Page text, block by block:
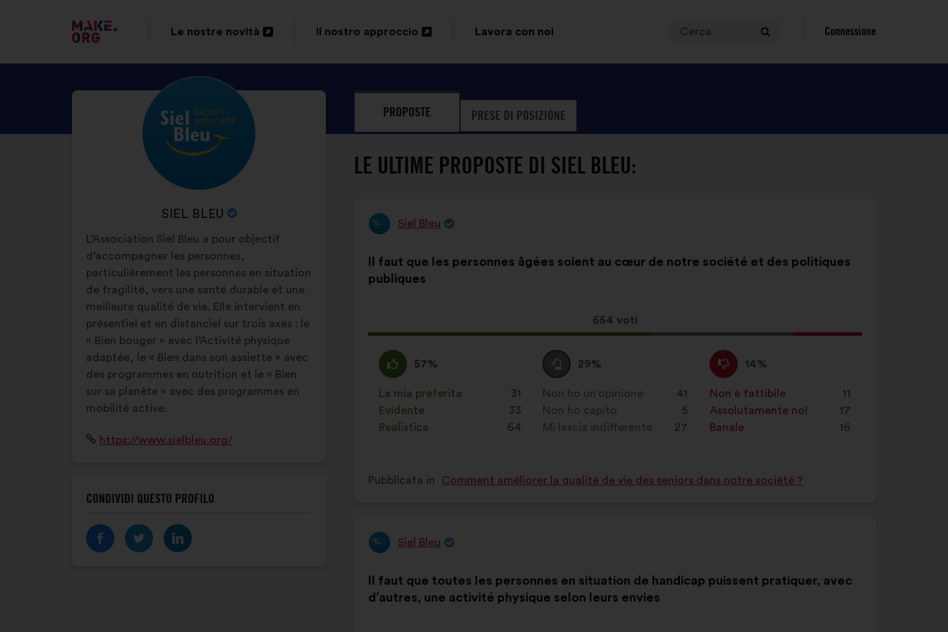
VAI
ALLA
HOME
MAKE.ORG
Le nostre novità
scheda
Il nostro approccio
scheda
Lavora con noi
Per
una
richiesta
nel
campo
ricerca
e
"Cerca"
Cerca
Cerca
Connessione
SCOPRI
IL
PROFILO
SIEL
NOME
DELL'ORGANIZZAZIONE:
SIEL BLEU
Biografia:
L’Association Siel Bleu a pour objectif
d’accompagner les personnes,
particulièrement les personnes en situation
de fragilité, vers une santé durable et une
meilleure qualité de vie. Elle intervient en
présentiel et en distanciel sur trois axes : le
« Bien bouger » avec l’Activité physique
adaptée, le « Bien dans son assiette » avec
des programmes en nutrition et le « Bien
sur sa planète » avec des programmes en
mobilité active.
Sitohttps://www.sielbleu.org/
CONDIVIDI QUESTO PROFILO
PROPOSTE PRESE DI POSIZIONE
LE ULTIME PROPOSTE DI SIEL BLEU:
Proposta
Siel Bleu
della
mia
Il faut que les personnes âgées soient au cœur de notre société et des politiques
publiques
Questa
proposta
raccolto:
654 voti
ripartiti:
Sono
d'accordo
:
57%
Questa
proposta
è
stata
qualificata
La mia preferita 31
volte
Evidente
: 33
volte
Realistica
: 64
volte
Voto
neutrale
:
29%
Questa
proposta
è
stata
qualificata
Non ho un'opinione
: 41
volte
Non ho capito
: 5
volte
Mi lascia indifferente
: 27
volte
Non
sono
d'accordo
:
14%
Questa
proposta
è
stata
qualificata
Non è fattibile
: 11
volte
Assolutamente no!
: 17
volte
Banale
: 16
volte
Pubblicata in Comment améliorer la qualité de vie des seniors dans notre société ?
Proposta
Siel Bleu
della
mia
Il faut que toutes les personnes en situation de handicap puissent pratiquer, avec
d’autres, une activité physique selon leurs envies
ripartiti: